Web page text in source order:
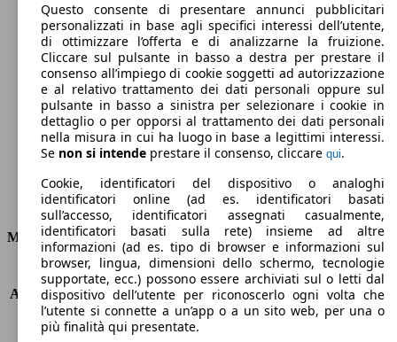
263 g/km
Emissioni di CO2 (combinato)*
Consumi
Motore e Prestazioni
KW (PS)
441 kW (600 PS)
Accelerazione (0-100 km/h)
3.6s
Velocità massima (km/h)
250 km/h
Numero di marce
8
Questo consente di presentare annunci pubblicitari
personalizzati in base agli specifici interessi dell’utente,
di ottimizzare l’offerta e di analizzarne la fruizione.
Cliccare sul pulsante in basso a destra per prestare il
consenso all’impiego di cookie soggetti ad autorizzazione
e al relativo trattamento dei dati personali oppure sul
pulsante in basso a sinistra per selezionare i cookie in
dettaglio o per opporsi al trattamento dei dati personali
nella misura in cui ha luogo in base a legittimi interessi.
Se non si intende prestare il consenso, cliccare qui.
Cookie, identificatori del dispositivo o analoghi
identificatori online (ad es. identificatori basati
sull’accesso, identificatori assegnati casualmente,
identificatori basati sulla rete) insieme ad altre
informazioni (ad es. tipo di browser e informazioni sul
browser, lingua, dimensioni dello schermo, tecnologie
supportate, ecc.) possono essere archiviati sul o letti dal
dispositivo dell’utente per riconoscerlo ogni volta che
l’utente si connette a un’app o a un sito web, per una o
più finalità qui presentate.